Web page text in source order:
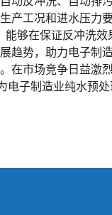
工况和进水压
在保证反冲洗
趋势，助力电子
市场竞争日益
子制造业纯水预